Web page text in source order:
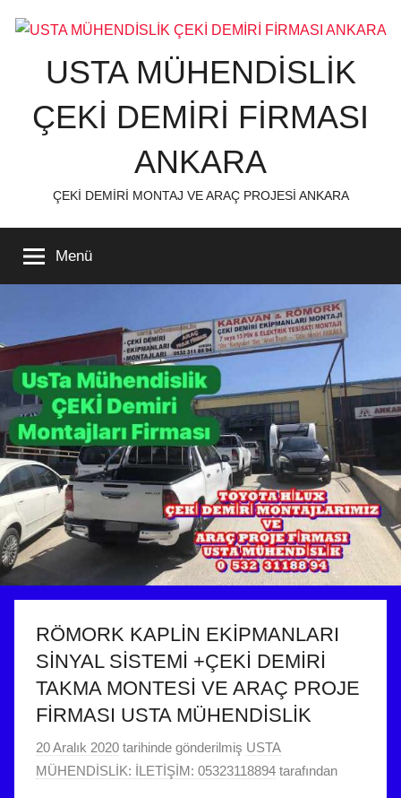
atla
USTA MÜHENDİSLİK
ÇEKİ DEMİRİ FİRMASI
ANKARA
ÇEKİ DEMİRİ MONTAJ VE ARAÇ PROJESİ ANKARA
Menü
RÖMORK KAPLİN EKİPMANLARI
SİNYAL SİSTEMİ +ÇEKİ DEMİRİ
TAKMA MONTESİ VE ARAÇ PROJE
FİRMASI USTA MÜHENDİSLİK
20 Aralık 2020 tarihinde gönderilmiş USTA
MÜHENDİSLİK: İLETİŞİM: 05323118894 tarafından